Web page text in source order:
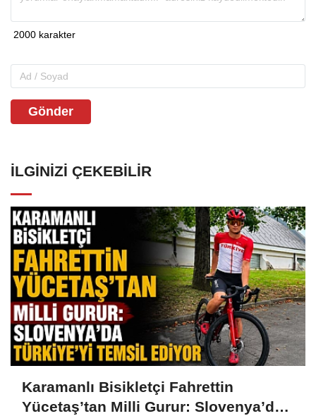
Gönder
İLGINIZI ÇEKEBILIR
Karamanlı Bisikletçi Fahrettin
Yücetaş’tan Milli Gurur: Slovenya’da